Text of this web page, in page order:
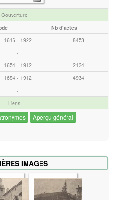
Couverture
Nb d'actes
1616 - 1922
8453
-
1654 - 1912
2134
1654 - 1912
4934
-
Liens
Aperçu général
IMAGES